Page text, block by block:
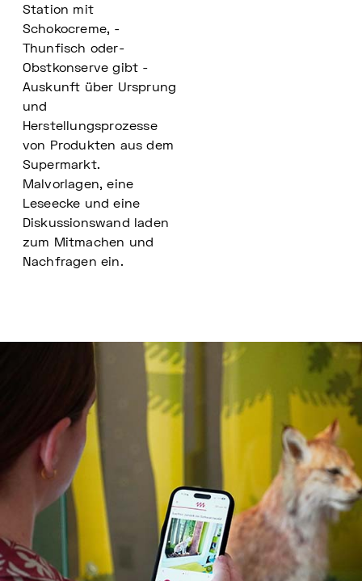
Station mit
Schokocreme, ­
Thunfisch ­oder­
Obstkonserve­ gibt ­
Auskunft­ über­ Ursprung
und
Herstellungsprozesse
von Produkten aus dem
Supermarkt.
Malvorlagen, eine
Leseecke und eine
Diskussionswand laden
zum Mitmachen und
Nachfragen ein.